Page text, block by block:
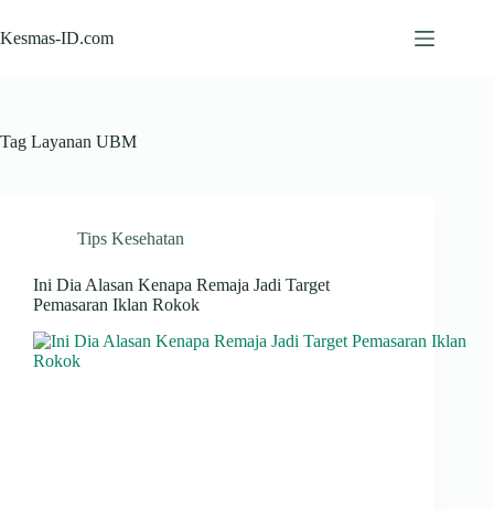
to
content
Kesmas-ID.com
Tag Layanan UBM
Tips Kesehatan
Ini Dia Alasan Kenapa Remaja Jadi Target
Pemasaran Iklan Rokok